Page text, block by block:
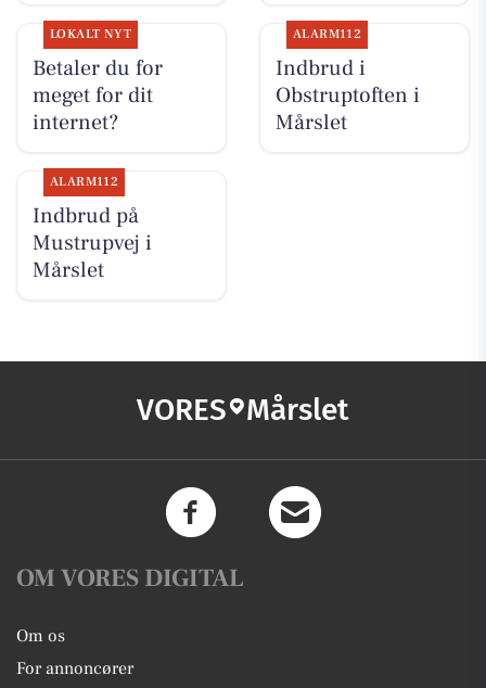
LOKALT NYT
Betaler du for
meget for dit
internet?
ALARM112
Indbrud i
Obstruptoften i
Mårslet
ALARM112
Indbrud på
Mustrupvej i
Mårslet
VORES Mårslet
OM VORES DIGITAL
Om os
For annoncører